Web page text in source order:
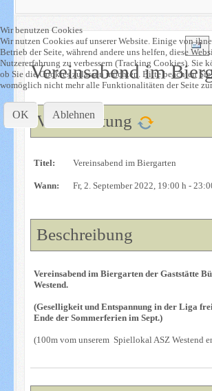
Vereinsabend im
Veranstaltung
Titel: Vereinsabend im Biergarten
Wann: Fr, 2. September 2022, 19:00 h -
Beschreibung
Vereinsabend im Biergarten der Gaststätte
Westend.
(Geselligkeit und Entspannung in der Liga
Ende der Sommerferien im Sept.)
(100m vom unserem Spiellokal ASZ Westend
Wir benutzen Cookies
Wir nutzen Cookies auf unserer Website. Einige von
Betrieb der Seite, während andere uns helfen, diese
Nutzererfahrung zu verbessern (Tracking Cookies). Sie
ob Sie die Cookies zulassen möchten. Bitte beachten
womöglich nicht mehr alle Funktionalitäten der Seite zur
OK Ablehnen